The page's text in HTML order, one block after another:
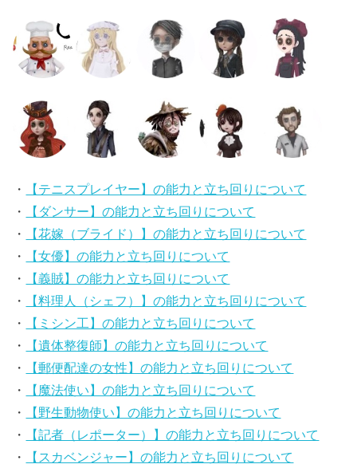
・
【テニスプレイヤー】の能力と立ち回りについて
・
【ダンサー】の能力と立ち回りについて
・
【花嫁（ブライド）】の能力と立ち回りについて
・
【女優】の能力と立ち回りについて
・
【義賊】の能力と立ち回りについて
・
【料理人（シェフ）】の能力と立ち回りについて
・
【ミシン工】の能力と立ち回りについて
・
【遺体整復師】の能力と立ち回りについて
・
【郵便配達の女性】の能力と立ち回りについて
・
【魔法使い】の能力と立ち回りについて
・
【野生動物使い】の能力と立ち回りについて
・
【記者（レポーター）】の能力と立ち回りについて
・
【スカベンジャー】の能力と立ち回りについて